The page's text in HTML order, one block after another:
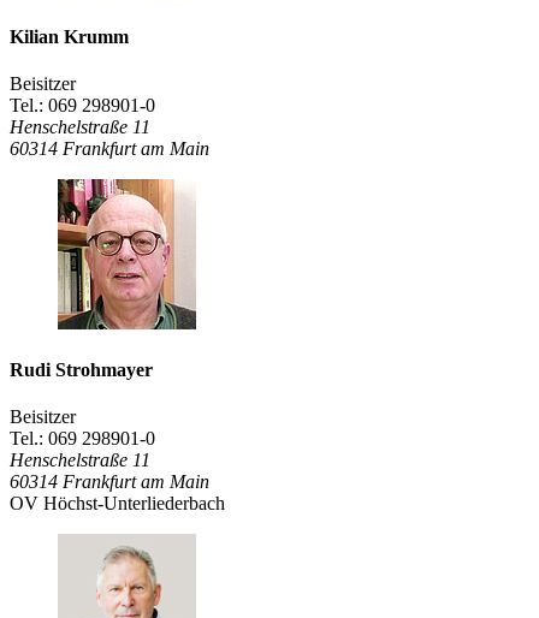
Kilian Krumm
Beisitzer
Tel.: 069 298901-0
Henschelstraße 11
60314 Frankfurt am Main
Rudi Strohmayer
Beisitzer
Tel.: 069 298901-0
Henschelstraße 11
60314 Frankfurt am Main
OV Höchst-Unterliederbach